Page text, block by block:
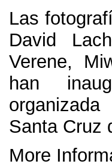
Las
David
Verene,
han
Santa Cruz
More